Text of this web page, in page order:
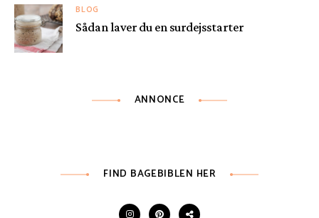
BLOG
Sådan laver du en surdejsstarter
ANNONCE
FIND BAGEBIBLEN HER